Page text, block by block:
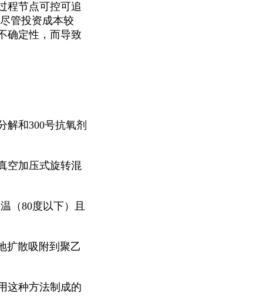
程节点可控可追
管投资成本较
确定性，而导致
解和300号抗氧剂
空加压式旋转混
（80度以下）且
扩散吸附到聚乙
这种方法制成的